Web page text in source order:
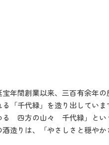
宝年間創業以来、三百有余年
る「千代緑」を造り出してい
る 四方の山々 千代緑」とい
酒造りは、「やさしさと穏やか